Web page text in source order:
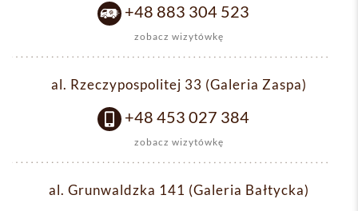
+48 883 304 523
zobacz wizytówkę
al. Rzeczypospolitej 33 (Galeria Zaspa)
+48 453 027 384
zobacz wizytówkę
al. Grunwaldzka 141 (Galeria Bałtycka)